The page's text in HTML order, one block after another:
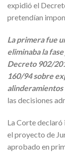
expidió el
pretendían
La primera fue
eliminaba la
Decreto 902/
160/94 sobre
alinderamientos
las decisiones
La Corte declaró
el proyecto de
aprobado en